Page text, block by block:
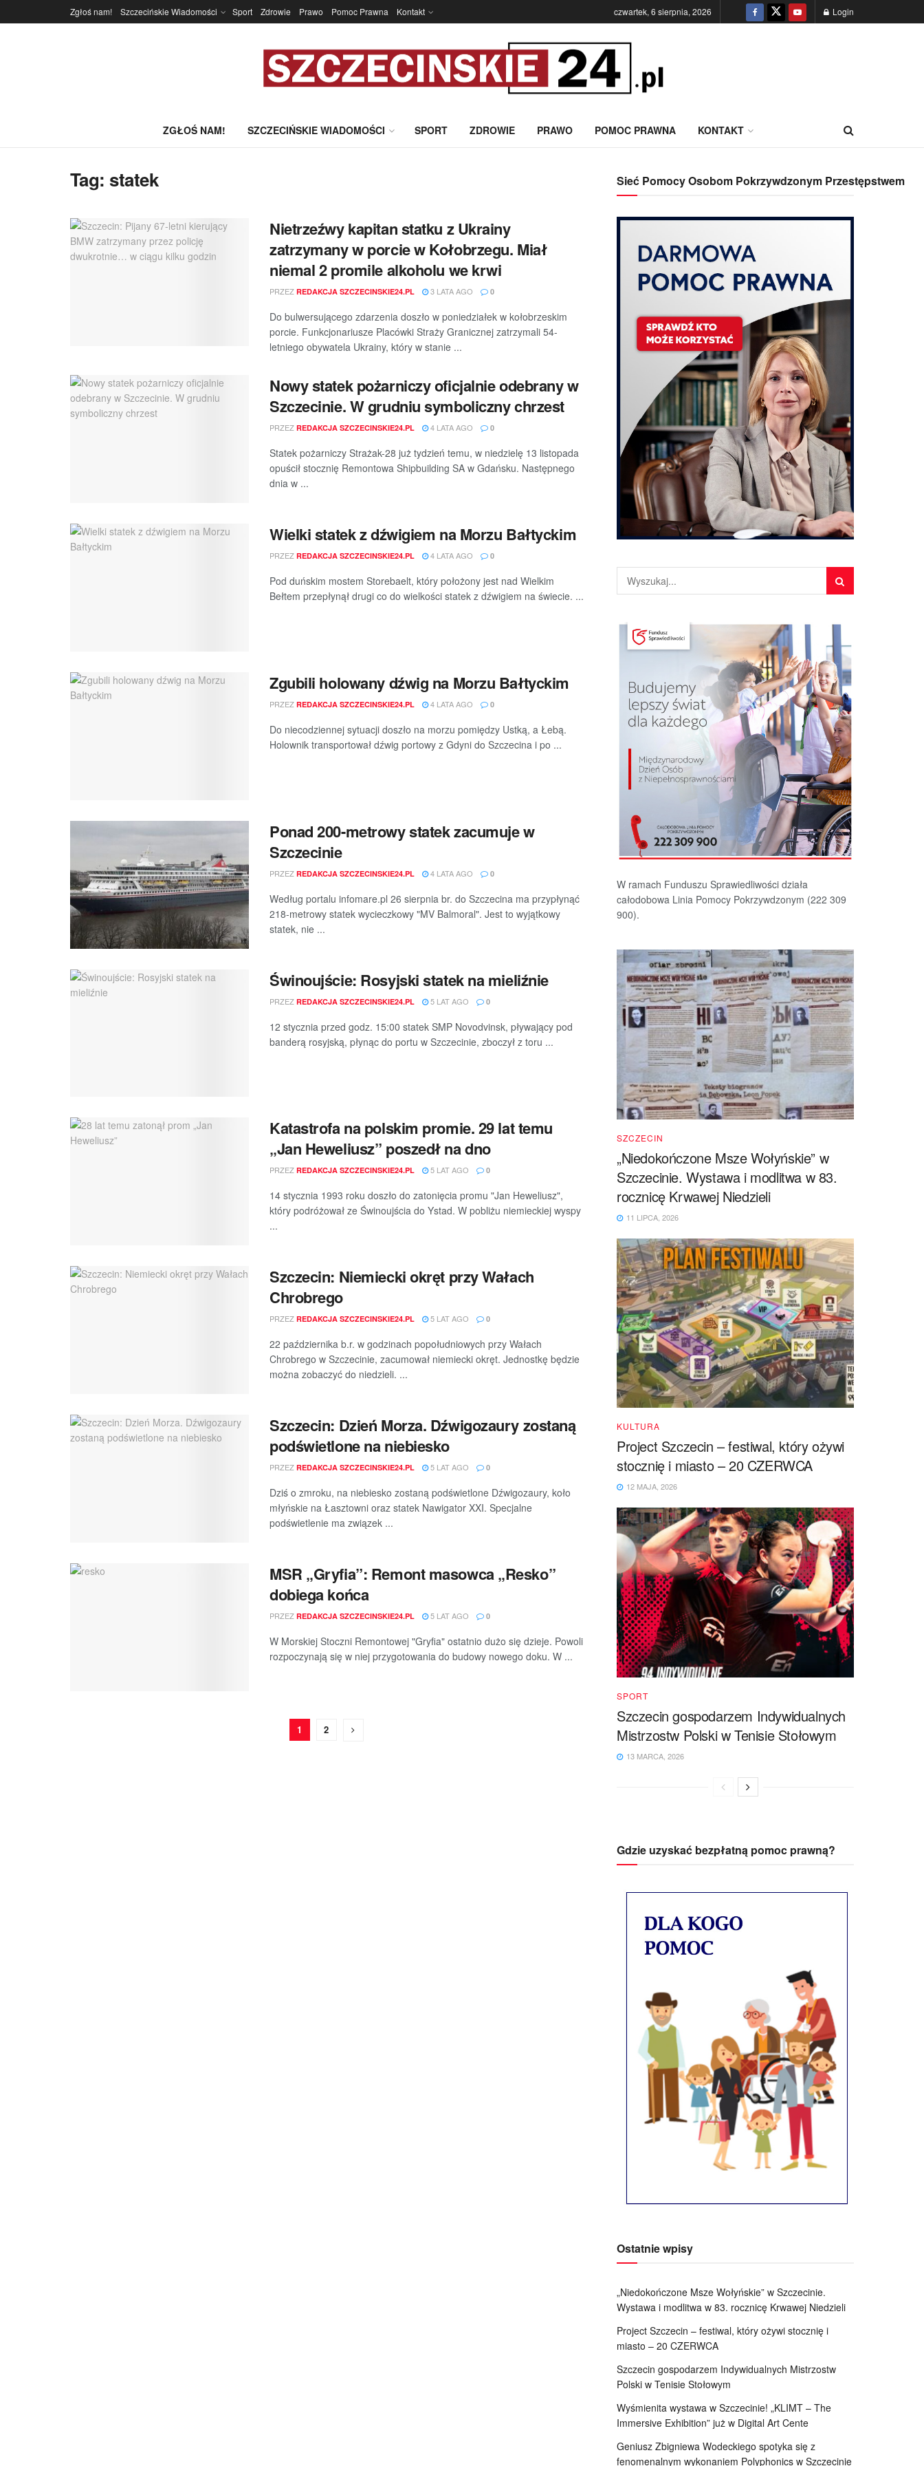
Zgłoś nam! Szczecińskie Wiadomości Sport Zdrowie Prawo Pomoc Prawna Kontakt czwartek, 6 sierpnia, 2026 Login
ZGŁOŚ NAM! SZCZECIŃSKIE WIADOMOŚCI SPORT ZDROWIE PRAWO POMOC PRAWNA KONTAKT
Tag: statek
Nietrzeźwy kapitan statku z Ukrainy
zatrzymany w porcie w Kołobrzegu. Miał
niemal 2 promile alkoholu we krwi
PRZEZ REDAKCJA SZCZECINSKIE24.PL 3 LATA AGO 0
Do bulwersującego zdarzenia doszło w poniedziałek w kołobrzeskim
porcie. Funkcjonariusze Placówki Straży Granicznej zatrzymali 54-
letniego obywatela Ukrainy, który w stanie ...
Nowy statek pożarniczy oficjalnie odebrany w
Szczecinie. W grudniu symboliczny chrzest
PRZEZ REDAKCJA SZCZECINSKIE24.PL 4 LATA AGO 0
Statek pożarniczy Strażak-28 już tydzień temu, w niedzielę 13 listopada
opuścił stocznię Remontowa Shipbuilding SA w Gdańsku. Następnego
dnia w ...
Wielki statek z dźwigiem na Morzu Bałtyckim
PRZEZ REDAKCJA SZCZECINSKIE24.PL 4 LATA AGO 0
Pod duńskim mostem Storebaelt, który położony jest nad Wielkim
Bełtem przepłynął drugi co do wielkości statek z dźwigiem na świecie. ...
Zgubili holowany dźwig na Morzu Bałtyckim
PRZEZ REDAKCJA SZCZECINSKIE24.PL 4 LATA AGO 0
Do niecodziennej sytuacji doszło na morzu pomiędzy Ustką, a Łebą.
Holownik transportował dźwig portowy z Gdyni do Szczecina i po ...
Ponad 200-metrowy statek zacumuje w
Szczecinie
PRZEZ REDAKCJA SZCZECINSKIE24.PL 4 LATA AGO 0
Według portalu infomare.pl 26 sierpnia br. do Szczecina ma przypłynąć
218-metrowy statek wycieczkowy "MV Balmoral". Jest to wyjątkowy
statek, nie ...
Świnoujście: Rosyjski statek na mieliźnie
PRZEZ REDAKCJA SZCZECINSKIE24.PL 5 LAT AGO 0
12 stycznia przed godz. 15:00 statek SMP Novodvinsk, pływający pod
banderą rosyjską, płynąc do portu w Szczecinie, zboczył z toru ...
Katastrofa na polskim promie. 29 lat temu
„Jan Heweliusz” poszedł na dno
PRZEZ REDAKCJA SZCZECINSKIE24.PL 5 LAT AGO 0
14 stycznia 1993 roku doszło do zatonięcia promu "Jan Heweliusz",
który podróżował ze Świnoujścia do Ystad. W pobliżu niemieckiej wyspy
...
Szczecin: Niemiecki okręt przy Wałach
Chrobrego
PRZEZ REDAKCJA SZCZECINSKIE24.PL 5 LAT AGO 0
22 października b.r. w godzinach popołudniowych przy Wałach
Chrobrego w Szczecinie, zacumował niemiecki okręt. Jednostkę będzie
można zobaczyć do niedzieli. ...
Szczecin: Dzień Morza. Dźwigozaury zostaną
podświetlone na niebiesko
PRZEZ REDAKCJA SZCZECINSKIE24.PL 5 LAT AGO 0
Dziś o zmroku, na niebiesko zostaną podświetlone Dźwigozaury, koło
młyńskie na Łasztowni oraz statek Nawigator XXI. Specjalne
podświetlenie ma związek ...
MSR „Gryfia”: Remont masowca „Resko”
dobiega końca
PRZEZ REDAKCJA SZCZECINSKIE24.PL 5 LAT AGO 0
W Morskiej Stoczni Remontowej "Gryfia" ostatnio dużo się dzieje. Powoli
rozpoczynają się w niej przygotowania do budowy nowego doku. W ...
1 2
Sieć Pomocy Osobom Pokrzywdzonym Przestępstwem
W ramach Funduszu Sprawiedliwości działa
całodobowa Linia Pomocy Pokrzywdzonym (222 309
900).
SZCZECIN
„Niedokończone Msze Wołyńskie” w
Szczecinie. Wystawa i modlitwa w 83.
rocznicę Krwawej Niedzieli
11 LIPCA, 2026
KULTURA
Project Szczecin – festiwal, który ożywi
stocznię i miasto – 20 CZERWCA
12 MAJA, 2026
SPORT
Szczecin gospodarzem Indywidualnych
Mistrzostw Polski w Tenisie Stołowym
13 MARCA, 2026
Gdzie uzyskać bezpłatną pomoc prawną?
Ostatnie wpisy
„Niedokończone Msze Wołyńskie” w Szczecinie.
Wystawa i modlitwa w 83. rocznicę Krwawej Niedzieli
Project Szczecin – festiwal, który ożywi stocznię i
miasto – 20 CZERWCA
Szczecin gospodarzem Indywidualnych Mistrzostw
Polski w Tenisie Stołowym
Wyśmienita wystawa w Szczecinie! „KLIMT – The
Immersive Exhibition” już w Digital Art Cente
Geniusz Zbigniewa Wodeckiego spotyka się z
fenomenalnym wykonaniem Polyphonics w Szczecinie